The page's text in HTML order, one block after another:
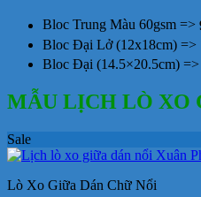
Bloc Trung Màu 60gsm =>
Bloc Đại Lở (12x18cm) =>
Bloc Đại (14.5×20.5cm) =>
MẪU LỊCH LÒ XO
Sale
Lò Xo Giữa Dán Chữ Nổi